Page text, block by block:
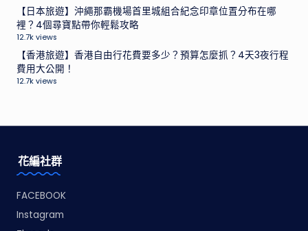
【日本旅遊】沖繩那霸機場首里城組合紀念印章位置分布在哪
裡？4個尋寶點帶你輕鬆攻略
12.7k views
【香港旅遊】香港自由行花費要多少？預算怎麼抓？4天3夜行程
費用大公開！
12.7k views
花編社群
FACEBOOK
Instagram